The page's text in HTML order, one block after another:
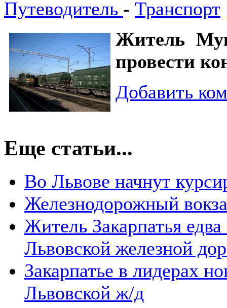
Путеводитель - Транспорт
Житель
провести
Добавить
Еще статьи...
Во Львове начнут
Железнодорожный
Житель Закарпатья
Львовской железной
Закарпатье в лидерах
Львовской ж/д